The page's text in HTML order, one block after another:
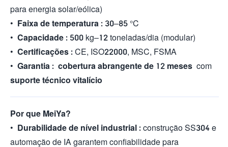
para energia solar/eólica)
• Faixa de temperatura : 30–85 °C
• Capacidade : 500 kg–12 toneladas/dia (modular)
• Certificações : CE, ISO22000, MSC, FSMA
• Garantia : cobertura abrangente de 12 meses com
suporte técnico vitalício
Por que MeiYa?
• Durabilidade de nível industrial : construção SS304 e
automação de IA garantem confiabilidade para